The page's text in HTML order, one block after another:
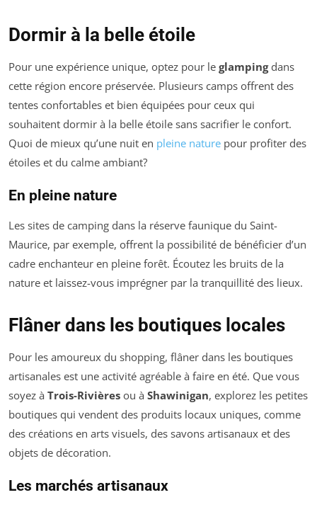
Dormir à la belle étoile
Pour une expérience unique, optez pour le glampingdans
cette région encore préservée. Plusieurs camps offrent des
tentes confortables et bien équipées pour ceux qui
souhaitent dormir à la belle étoile sans sacrifier le confort.
Quoi de mieux qu’une nuit en pleine nature pour profiter des
étoiles et du calme ambiant?
En pleine nature
Les sites de camping dans la réserve faunique du Saint-
Maurice, par exemple, offrent la possibilité de bénéficier d’un
cadre enchanteur en pleine forêt. Écoutez les bruits de la
nature et laissez-vous imprégner par la tranquillité des lieux.
Flâner dans les boutiques locales
Pour les amoureux du shopping, flâner dans les boutiques
artisanales est une activité agréable à faire en été. Que vous
soyez à Trois-Rivières ou à Shawinigan, explorez les petites
boutiques qui vendent des produits locaux uniques, comme
des créations en arts visuels, des savons artisanaux et des
objets de décoration.
Les marchés artisanaux